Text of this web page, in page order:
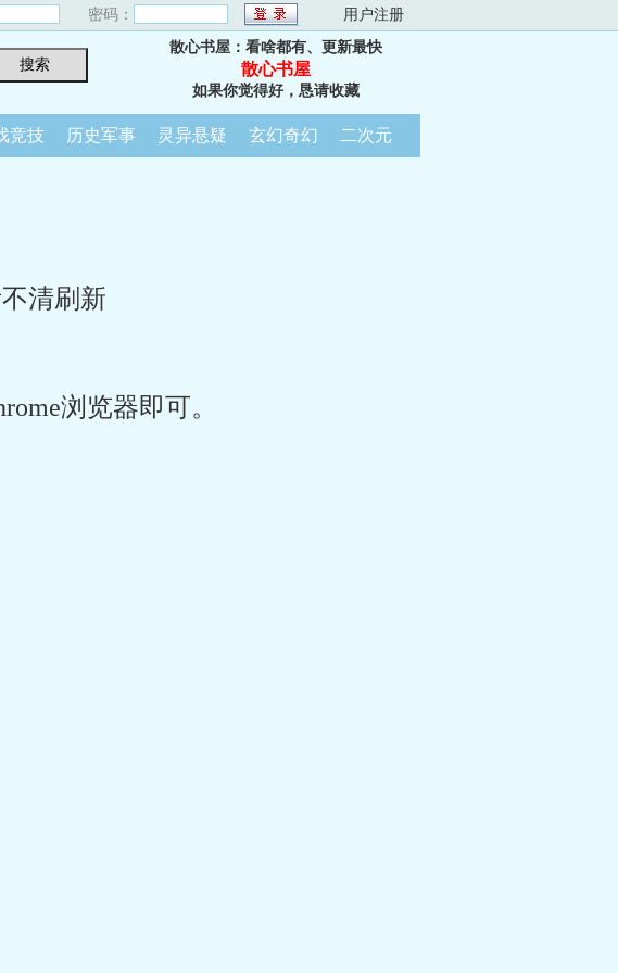
密码： 用户注册
散心书屋：看啥都有、更新最快
散心书屋
如果你觉得好，恳请收藏
竞技 历史军事 灵异悬疑 玄幻奇幻 二次元
清刷新
浏览器即可。